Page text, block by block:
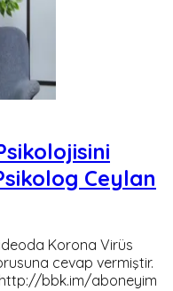
Ceylan
Korona Virüs
cevap vermiştir.
http://bbk.im/aboneyim